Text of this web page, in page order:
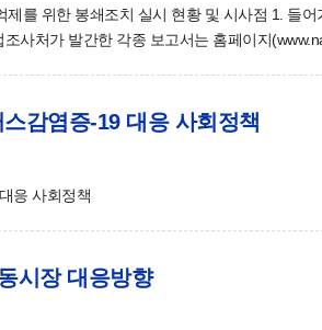
를 위한 봉쇄조치 실시 현황 및 시사점 1. 들
사처가 발간한 각종 보고서는 홈페이지
감염증-19 대응 사회정책
응 사회정책
시장 대응방향